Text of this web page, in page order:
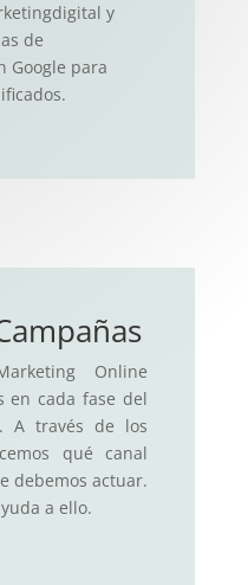
y
de
Google para
Online
en cada fase del
A través de los
qué canal
debemos actuar.
a ello.